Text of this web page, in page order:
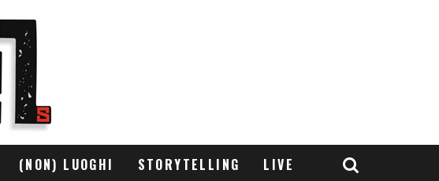
(NON) LUOGHI STORYTELLING LIVE